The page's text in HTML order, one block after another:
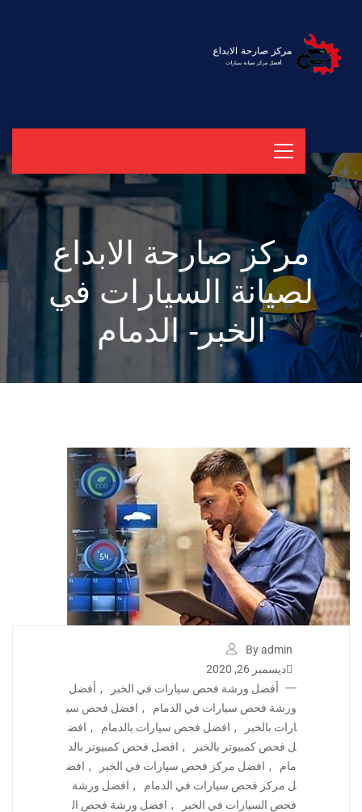
مركز صارحة الابداع
لصيانة السيارات في
الخبر- الدمام
By admin
ديسمبر 26, 2020
أفضل ورشة فحص سيارات في الخبر
, أفضل
ورشة فحص سيارات في الدمام
, افضل فحص سي
ارات بالخبر
, افضل فحص سيارات بالدمام , افض
ل فحص كمبيوتر بالخبر
, افضل فحص كمبيوتر بالد
مام
, افضل مركز فحص سيارات في الخبر , افض
ل مركز فحص سيارات في الدمام
, افضل ورشة
فحص السيارات في الخبر
, افضل ورشة فحص ال